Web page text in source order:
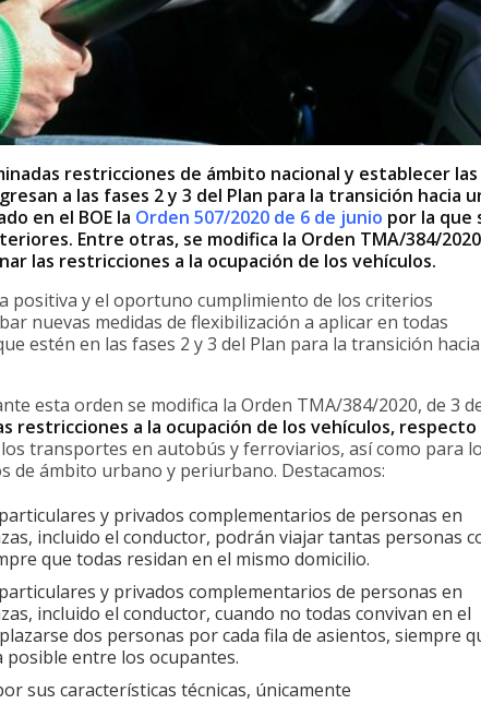
restricciones de ámbito nacional y establecer las
a las fases 2 y 3 del Plan para la transición hacia
en el BOE la Orden 507/2020 de 6 de junio por la que
Entre otras, se modifica la Orden TMA/384/
las restricciones a la ocupación de los vehículos.
positiva y el oportuno cumplimiento de los criterios
nuevas medidas de flexibilización a aplicar en todas
estén en las fases 2 y 3 del Plan para la transición
esta orden se modifica la Orden TMA/384/2020, de 3
restricciones a la ocupación de los vehículos, respecto
transportes en autobús y ferroviarios, así como para
de ámbito urbano y periurbano. Destacamos:
y privados complementarios de personas en
incluido el conductor, podrán viajar tantas personas
que todas residan en el mismo domicilio.
y privados complementarios de personas en
incluido el conductor, cuando no todas convivan en el
dos personas por cada fila de asientos, siempre
posible entre los ocupantes.
sus características técnicas, únicamente